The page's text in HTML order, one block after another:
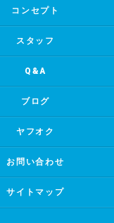
コンセプト
スタッフ
Q&A
ブログ
ヤフオク
お問い合わせ
サイトマップ